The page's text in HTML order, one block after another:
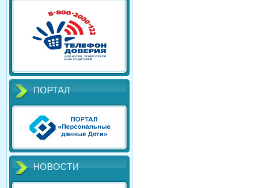
ПОРТАЛ
НОВОСТИ